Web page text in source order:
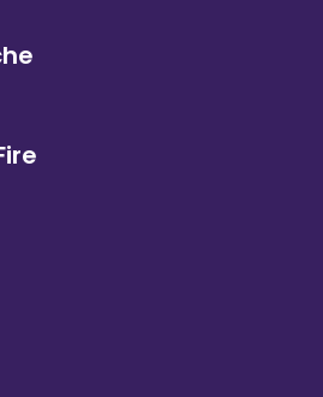
– dank